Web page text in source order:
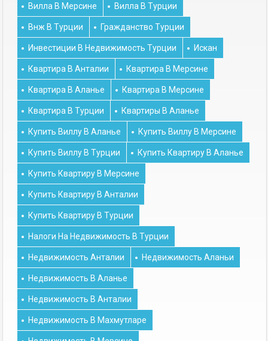
Вилла В Мерсине Вилла В Турции
Внж В Турции Гражданство Турции
Инвестиции В Недвижимость Турции Искан
Квартира В Анталии Квартира В Мерсине
Квартира В Аланье Квартира В Мерсине
Квартира В Турции Квартиры В Аланье
Купить Виллу В Аланье Купить Виллу В Мерсине
Купить Виллу В Турции Купить Квартиру В Аланье
Купить Квартиру В Мерсине
Купить Квартиру В Анталии
Купить Квартиру В Турции
Налоги На Недвижимость В Турции
Недвижимость Анталии Недвижимость Аланьи
Недвижимость В Аланье
Недвижимость В Анталии
Недвижимость В Махмутларе